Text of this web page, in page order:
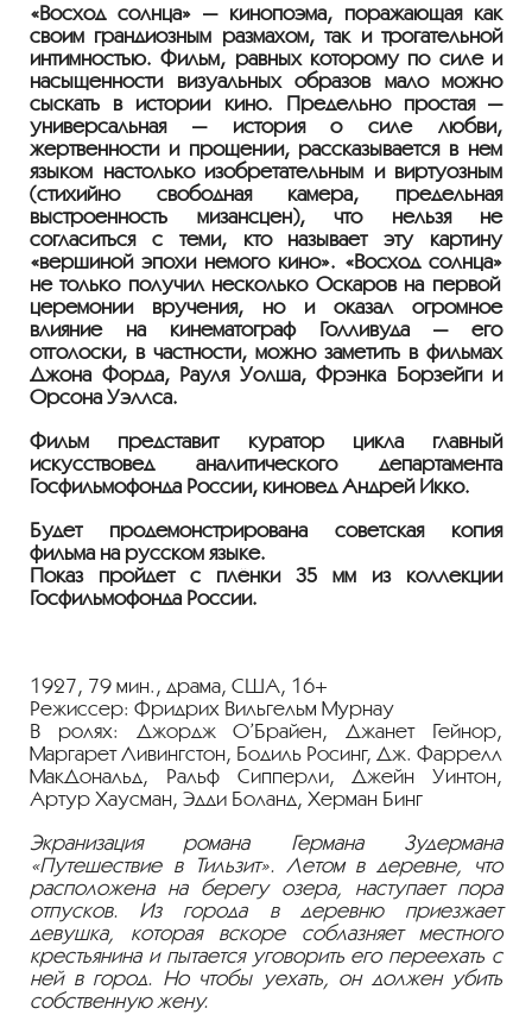
«Восход солнца» — кинопоэма, поражающая как
своим грандиозным размахом, так и трогательной
интимностью. Фильм, равных которому по силе и
насыщенности визуальных образов мало можно
сыскать в истории кино. Предельно простая —
универсальная — история о силе любви,
жертвенности и прощении, рассказывается в нем
языком настолько изобретательным и виртуозным
(стихийно свободная камера, предельная
выстроенность мизансцен), что нельзя не
согласиться с теми, кто называет эту картину
«вершиной эпохи немого кино». «Восход солнца»
не только получил несколько Оскаров на первой
церемонии вручения, но и оказал огромное
влияние на кинематограф Голливуда — его
отголоски, в частности, можно заметить в фильмах
Джона Форда, Рауля Уолша, Фрэнка Борзейги и
Орсона Уэллса.
Фильм представит куратор цикла главный
искусствовед аналитического департамента
Госфильмофонда России, киновед Андрей Икко.
Будет продемонстрирована советская копия
фильма на русском языке.
Показ пройдет с плёнки 35 мм из коллекции
Госфильмофонда России.
1927, 79 мин., драма, США, 16+
Режиссер: Фридрих Вильгельм Мурнау
В ролях: Джордж О’Брайен, Джанет Гейнор,
Маргарет Ливингстон, Бодиль Росинг, Дж. Фаррелл
МакДональд, Ральф Сипперли, Джейн Уинтон,
Артур Хаусман, Эдди Боланд, Херман Бинг
Экранизация романа Германа Зудермана
«Путешествие в Тильзит». Летом в деревне, что
расположена на берегу озера, наступает пора
отпусков. Из города в деревню приезжает
девушка, которая вскоре соблазняет местного
крестьянина и пытается уговорить его переехать с
ней в город. Но чтобы уехать, он должен убить
собственную жену.